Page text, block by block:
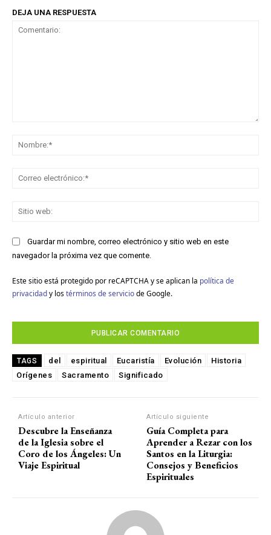
DEJA UNA RESPUESTA
Guardar mi nombre, correo electrónico y sitio web en este
navegador la próxima vez que comente.
Este sitio está protegido por reCAPTCHA y se aplican la política de
privacidady los términos de serviciode Google.
TAGS del espiritual Eucaristía Evolución
Historia
Orígenes
Sacramento Significado
Artículo anterior
Descubre la Enseñanza
de la Iglesia sobre el
Coro de los Ángeles: Un
Viaje Espiritual
Artículo siguiente
Guía Completa para
Aprender a Rezar con los
Santos en la Liturgia:
Consejos y Beneficios
Espirituales